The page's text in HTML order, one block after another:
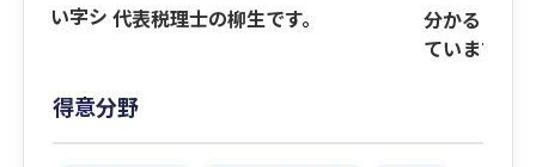
た汚い字シ 代表税理士の柳生です。
分かるまで
ています！
得意分野